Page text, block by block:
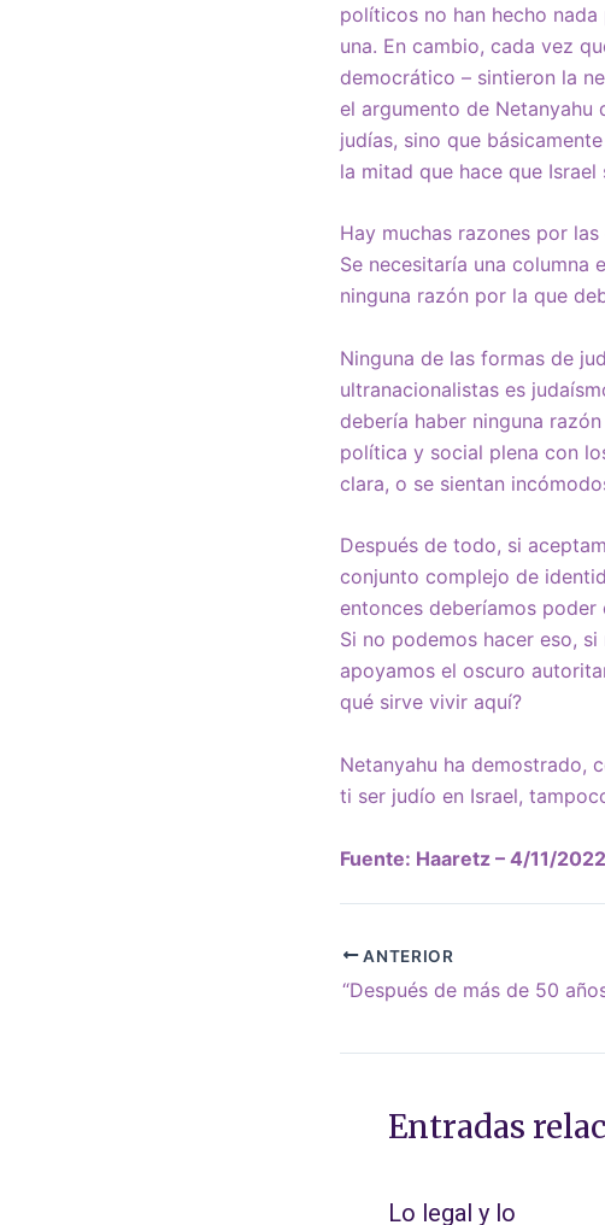
políticos no han hecho
una. En cambio, cada vez
democrático – sintieron la
el argumento de Netanyahu
judías, sino que
la mitad que hace que Israel
Hay muchas razones por
Se necesitaría una columna
ninguna razón por la que
Ninguna de las formas de
ultranacionalistas es
debería haber ninguna
política y social plena con
clara, o se sientan
Después de todo, si
conjunto complejo de
entonces deberíamos
Si no podemos hacer eso,
apoyamos el oscuro
qué sirve vivir aquí?
Netanyahu ha demostrado,
ti ser judío en Israel,
Fuente: Haaretz – 4/11/
ANTERIOR
Entradas
Lo legal y lo